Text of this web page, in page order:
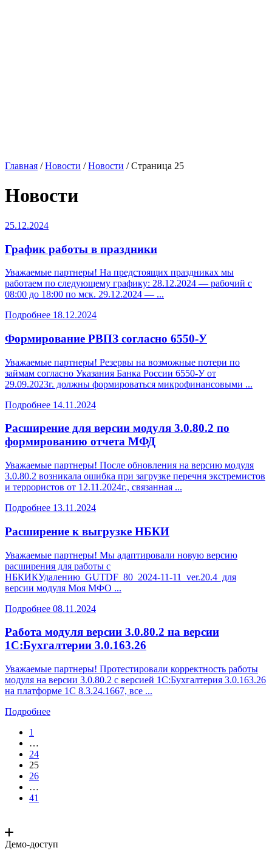
Главная /Новости /Новости /Страница 25
Новости
25.12.2024
График работы в праздники
Уважаемые партнеры! На предстоящих праздниках мы
работаем по следующему графику: 28.12.2024 — рабочий с
08:00 до 18:00 по мск. 29.12.2024 — ...
Подробнее 18.12.2024
Формирование РВПЗ согласно 6550-У
Уважаемые партнеры! Резервы на возможные потери по
займам согласно Указания Банка России 6550-У от
29.09.2023г. должны формироваться микрофинансовыми ...
Подробнее 14.11.2024
Расширение для версии модуля 3.0.80.2 по
формированию отчета МФД
Уважаемые партнеры! После обновления на версию модуля
3.0.80.2 возникала ошибка при загрузке перечня экстремистов
и террористов от 12.11.2024г., связанная ...
Подробнее 13.11.2024
Расширение к выгрузке НБКИ
Уважаемые партнеры! Мы адаптировали новую версию
расширения для работы с
НБКИКУдалению_GUTDF_80_2024-11-11_ver.20.4 для
версии модуля Моя МФО ...
Подробнее 08.11.2024
Работа модуля версии 3.0.80.2 на версии
1С:Бухгалтерии 3.0.163.26
Уважаемые партнеры! Протестировали корректность работы
модуля на версии 3.0.80.2 с версией 1С:Бухгалтерия 3.0.163.26
на платформе 1С 8.3.24.1667, все ...
Подробнее
1
…
24
25
26
…
41
Демо-доступ